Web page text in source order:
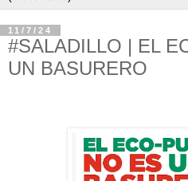
11/7/24
#SALADILLO | EL
UN BASURERO